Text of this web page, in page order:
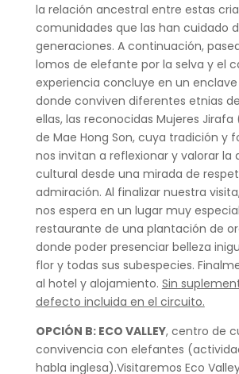
la relación ancestral entre estas
comunidades que las han cuidado
generaciones. A continuación,
lomos de elefante por la selva y el
experiencia concluye en un
donde conviven diferentes etnias
ellas, las reconocidas Mujeres Jirafa
de Mae Hong Son, cuya tradición y
nos invitan a reflexionar y valorar la
cultural desde una mirada de
admiración. Al finalizar nuestra
nos espera en un lugar muy
restaurante de una plantación de
donde poder presenciar belleza
flor y todas sus subespecies.
al hotel y alojamiento. Sin
defecto incluida en el circuito.
OPCIÓN B: ECO VALLEY, centro de
convivencia con elefantes
habla inglesa).Visitaremos Eco